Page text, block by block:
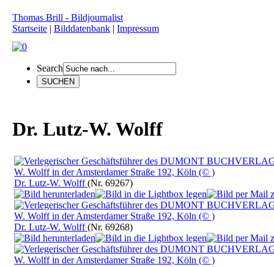
Thomas Brill - Bildjournalist
Startseite | Bilddatenbank | Impressum
Search
Dr. Lutz-W. Wolff
Dr. Lutz-W. Wolff(Nr. 69267)
Dr. Lutz-W. Wolff(Nr. 69268)